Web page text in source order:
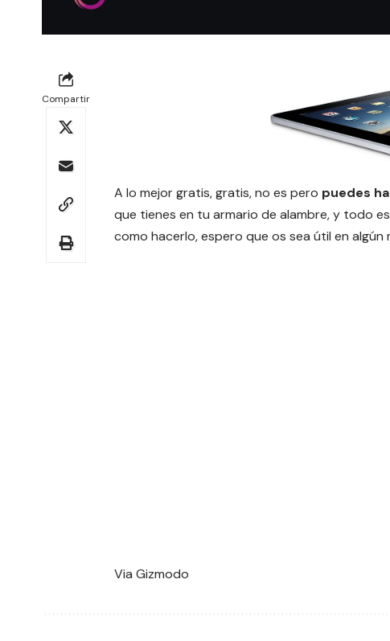
Compartir
A lo mejor gratis, gratis, no es pero puedes
que tienes en tu armario de alambre, y todo
como hacerlo, espero que os sea útil en algún
Via Gizmodo